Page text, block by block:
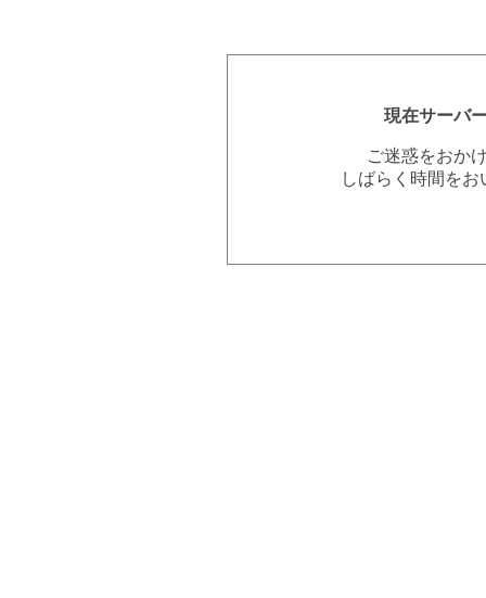
現在サーバ
ご迷惑をおか
しばらく時間を